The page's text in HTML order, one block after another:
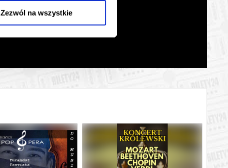
Zezwól na wszystkie